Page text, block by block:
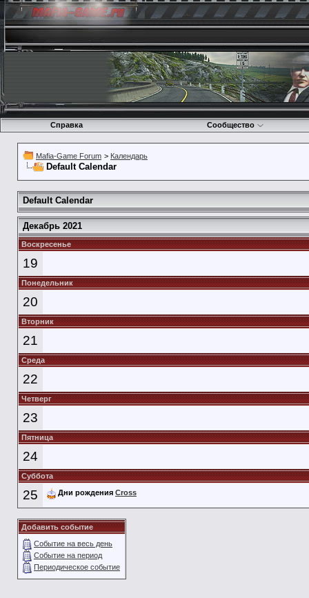
Справка Сообщество
Mafia-Game Forum > Календарь
Default Calendar
Default Calendar
Декабрь 2021
Воскресенье
19
Понедельник
20
Вторник
21
Среда
22
Четверг
23
Пятница
24
Суббота
25 Дни рождения Cross
Добавить событие
Событие на весь день
Событие на период
Периодическое событие